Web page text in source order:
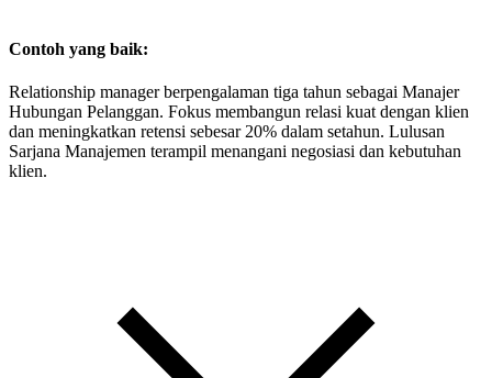
Contoh yang baik:
Relationship manager berpengalaman tiga tahun sebagai Manajer
Hubungan Pelanggan. Fokus membangun relasi kuat dengan klien
dan meningkatkan retensi sebesar 20% dalam setahun. Lulusan
Sarjana Manajemen terampil menangani negosiasi dan kebutuhan
klien.